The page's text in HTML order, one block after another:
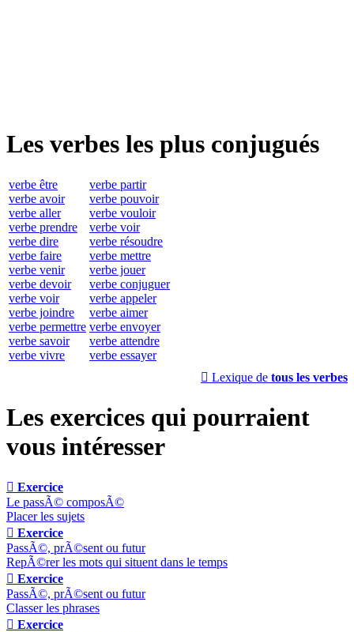
Les verbes les plus conjugués
verbe être
verbe avoir
verbe aller
verbe prendre
verbe dire
verbe faire
verbe venir
verbe devoir
verbe voir
verbe joindre
verbe permettre
verbe savoir
verbe vivre
verbe partir
verbe pouvoir
verbe vouloir
verbe voir
verbe résoudre
verbe mettre
verbe jouer
verbe conjuguer
verbe appeler
verbe aimer
verbe envoyer
verbe attendre
verbe essayer
 Lexique de tous les verbes
Les exercices qui pourraient
vous intéresser
 Exercice
Le passÃ© composÃ©
Placer les sujets
 Exercice
PassÃ©, prÃ©sent ou futur
RepÃ©rer les mots qui situent dans le temps
 Exercice
PassÃ©, prÃ©sent ou futur
Classer les phrases
 Exercice